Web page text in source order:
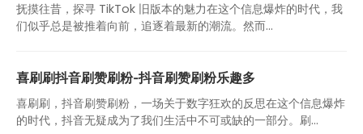
抚摸往昔，探寻 TikTok 旧版本的魅力在这个信息爆炸的时代，我
们似乎总是被推着向前，追逐着最新的潮流。然而...
喜刷刷抖音刷赞刷粉-抖音刷赞刷粉乐趣多
喜刷刷，抖音刷赞刷粉，一场关于数字狂欢的反思在这个信息爆炸
的时代，抖音无疑成为了我们生活中不可或缺的一部分。刷...